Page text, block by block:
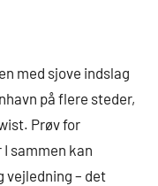
med sjove indslag
på flere steder,
Prøv for
sammen kan
vejledning – det